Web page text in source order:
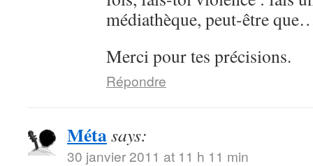
médiathèque, peut-être
Merci pour tes précisions.
Répondre
Métasays:
30 janvier 2011 at 11 h 11 min